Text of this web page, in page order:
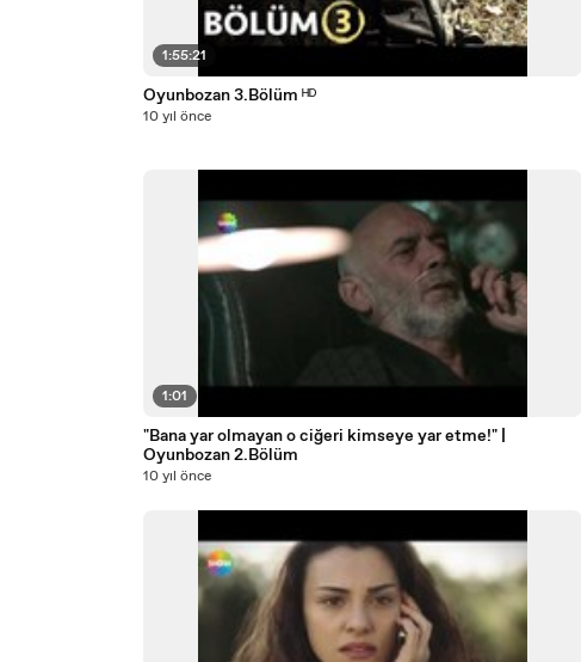
1:55:21
Oyunbozan 3.Bölüm ᴴᴰ
10 yıl önce
1:01
"Bana yar olmayan o ciğeri kimseye yar etme!" |
Oyunbozan 2.Bölüm
10 yıl önce